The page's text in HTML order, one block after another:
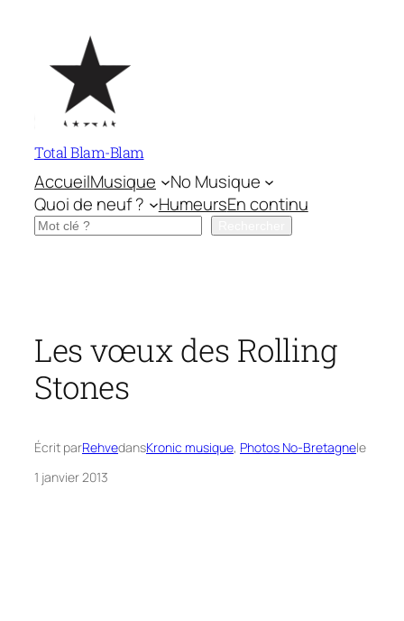
contenu
Total Blam-Blam
AccueilMusique
No Musique
Quoi de neuf ?
HumeursEn continu
Rechercher
Les vœux des Rolling
Stones
Écrit parRehvedansKronic musique, Photos No-Bretagnele
1 janvier 2013